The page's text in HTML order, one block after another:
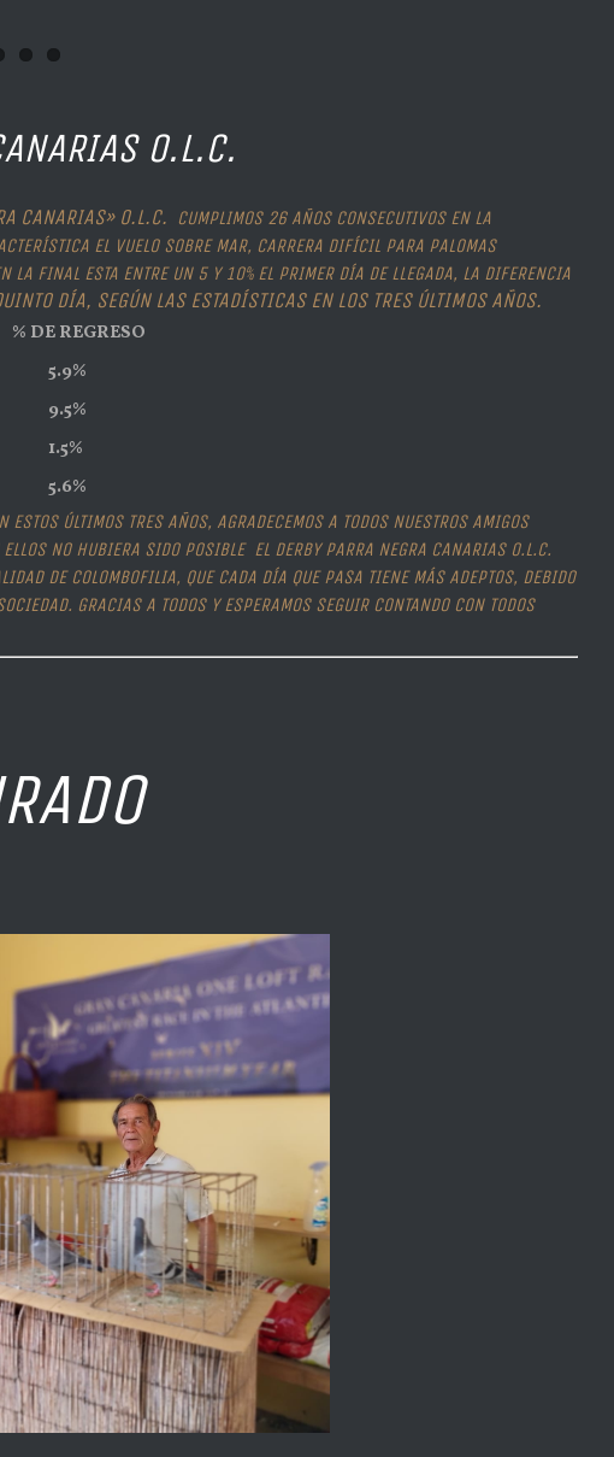
O.L.C.
CANARIAS» O.L.C. CUMPLIMOS 26 AÑOS CONSECUTIVOS EN LA
EL VUELO SOBRE MAR, CARRERA DIFÍCIL PARA PALOMAS
LA FINAL ESTA ENTRE UN 5 Y 10% EL PRIMER DÍA DE LLEGADA, LA DIFERENCIA
DÍA, SEGÚN LAS ESTADÍSTICAS EN LOS TRES ÚLTIMOS AÑOS.
% DE REGRESO
5.9%
9.5%
1.5%
5.6%
ÚLTIMOS TRES AÑOS, AGRADECEMOS A TODOS NUESTROS AMIGOS
NO HUBIERA SIDO POSIBLE EL DERBY PARRA NEGRA CANARIAS O.L.C.
DE COLOMBOFILIA, QUE CADA DÍA QUE PASA TIENE MÁS ADEPTOS, DEBIDO
GRACIAS A TODOS Y ESPERAMOS SEGUIR CONTANDO CON TODOS